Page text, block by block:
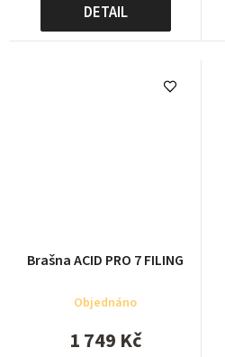
DETAIL
Brašna ACID PRO 7 FILING
Objednáno
1 749 Kč